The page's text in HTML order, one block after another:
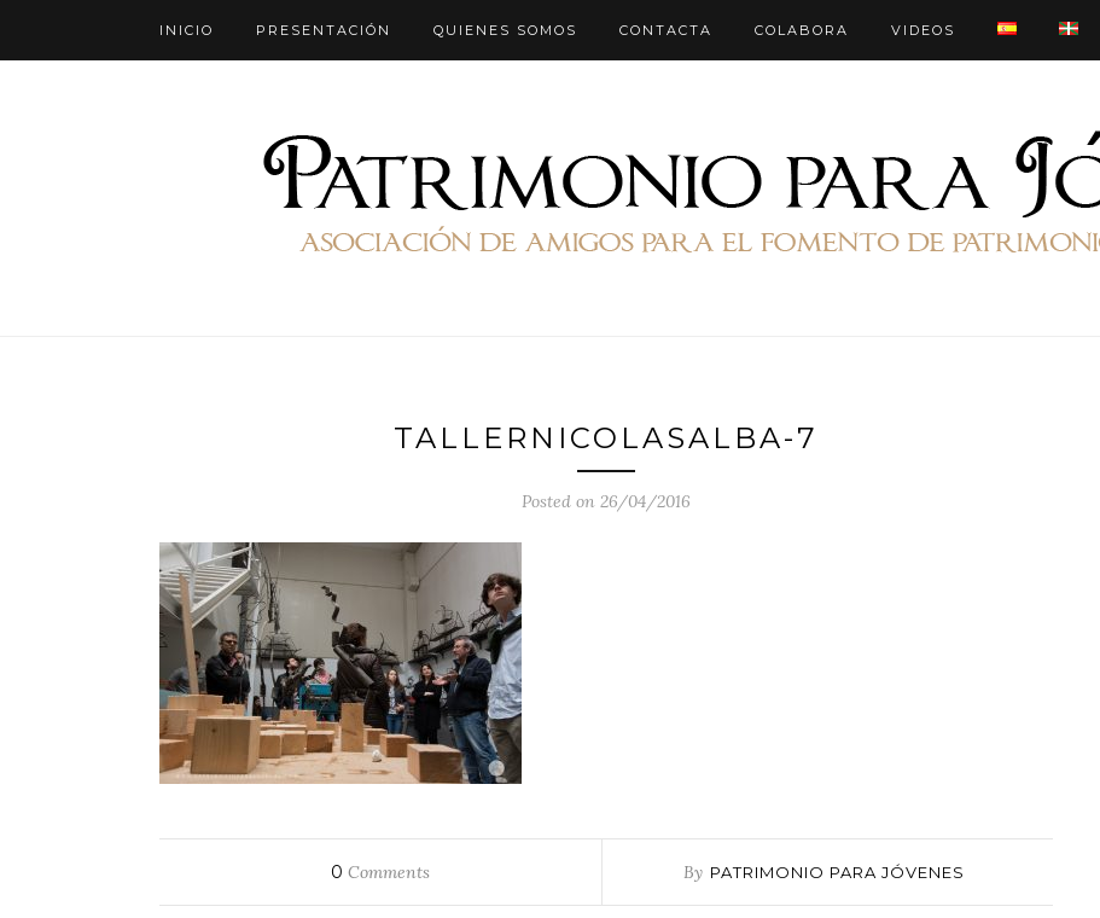
INICIO PRESENTACIÓN QUIENES SOMOS CONTACTA COLABORA VIDEOS
TALLERNICOLASALBA-7
Posted on 26/04/2016
0 Comments By PATRIMONIO PARA JÓVENES